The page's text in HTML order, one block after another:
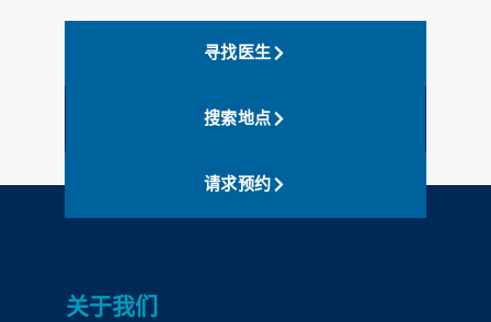
寻找医生
搜索地点
请求预约
关于我们